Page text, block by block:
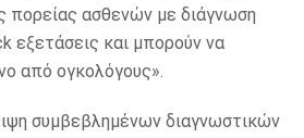
πορείας ασθενών με διάγνωση
εξετάσεις και μπορούν να
από ογκολόγους».
συμβεβλημένων διαγνωστικών